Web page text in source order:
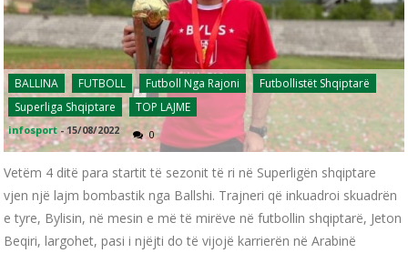
BALLINA FUTBOLL Futboll Nga Rajoni
Futbollistët Shqiptarë
Superliga Shqiptare
TOP LAJME
infosport -15/08/2022 0
Vetëm 4 ditë para startit të sezonit të ri në Superligën shqiptare
vjen një lajm bombastik nga Ballshi. Trajneri që inkuadroi skuadrën
e tyre, Bylisin, në mesin e më të mirëve në futbollin shqiptarë, Jeton
Beqiri, largohet, pasi i njëjti do të vijojë karrierën në Arabinë